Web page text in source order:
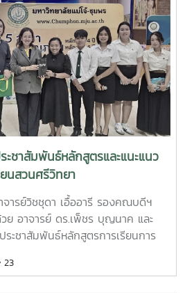
ชาสัมพันธ์หลักสูตรและแนะแนว
นสวนศรีวิทยา
ารย์วิชชุดา เอื้ออารี รองคณบดีฯ
ย อาจารย์ ดร.เพ็ชร บุญนาค และ
ชาสัมพันธ์หลักสูตรการเรียนการ
ำปีการศึกษา 2570 ณ โรงเรียนสวน
23